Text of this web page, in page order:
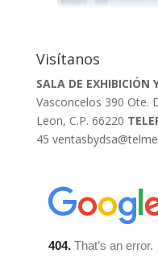
Visítanos
SALA DE EXHIBICIÓN
Vasconcelos 390 Ote.
Leon, C.P. 66220
45